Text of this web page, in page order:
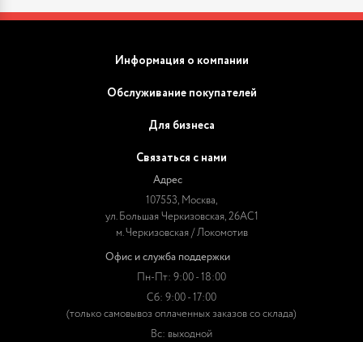
Информация о компании
Обслуживание покупателей
Для бизнеса
Связаться с нами
Адрес
107553, Москва,
ул. Большая Черкизовская, 26АС1
м. Черкизовская / Локомотив
Офис и служба поддержки
Пн-Пт: 9:00 - 18:00
Сб: 9:00 - 17:00
(только самовывоз оплаченных заказов со склада)
Вс: выходной